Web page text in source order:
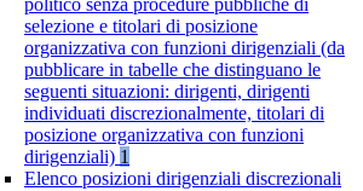
politico senza procedure pubbliche di
selezione e titolari di posizione
organizzativa con funzioni dirigenziali (da
pubblicare in tabelle che distinguano le
seguenti situazioni: dirigenti, dirigenti
individuati discrezionalmente, titolari di
posizione organizzativa con funzioni
dirigenziali) 1
Elenco posizioni dirigenziali discrezionali